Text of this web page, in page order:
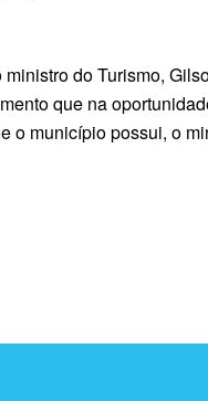
do Turismo,
que na
o município possui, o